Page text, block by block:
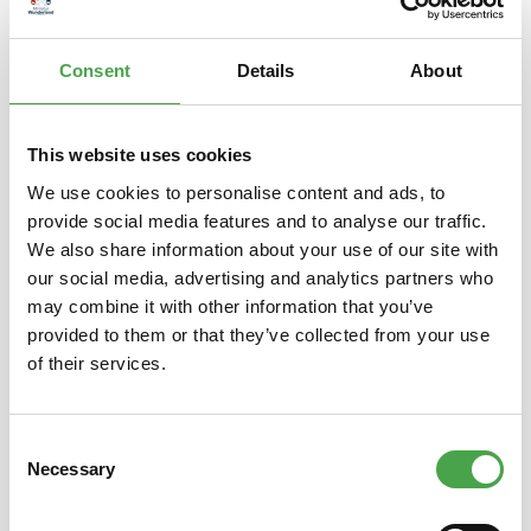
Consent Details About
This website uses cookies
We use cookies to personalise content and ads, to
provide social media features and to analyse our traffic.
We also share information about your use of our site with
our social media, advertising and analytics partners who
may combine it with other information that you’ve
provided to them or that they’ve collected from your use
of their services.
Selection
Necessary
Eigenschaften
Produktgalerie überspringen
Das könnte Ihnen auch gefallen